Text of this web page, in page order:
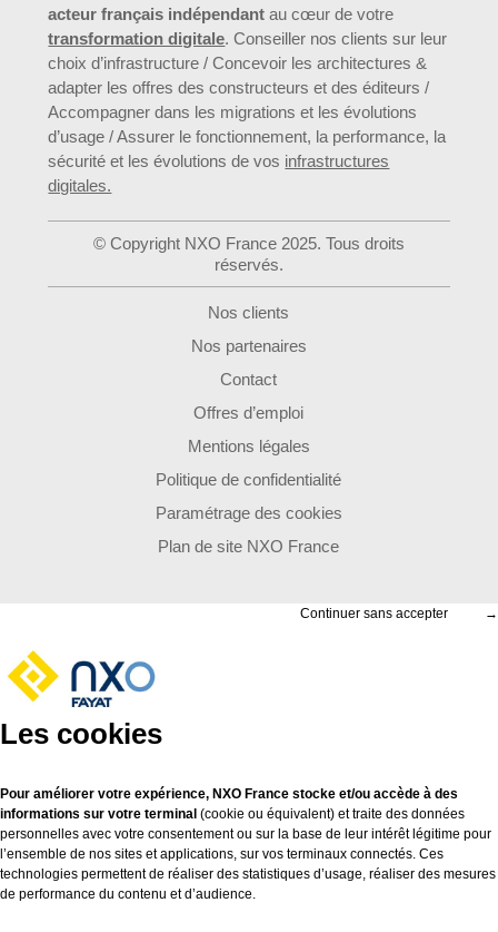
acteur français indépendant au cœur de votre
transformation digitale. Conseiller nos clients sur leur
choix d’infrastructure / Concevoir les architectures &
adapter les offres des constructeurs et des éditeurs /
Accompagner dans les migrations et les évolutions
d’usage / Assurer le fonctionnement, la performance, la
sécurité et les évolutions de vos infrastructures
digitales.
© Copyright NXO France 2025. Tous droits
réservés.
Nos clients
Nos partenaires
Contact
Offres d’emploi
Mentions légales
Politique de confidentialité
Paramétrage des cookies
Plan de site NXO France
Continuer sans accepter →
Les cookies
Pour améliorer votre expérience, NXO France stocke et/ou accède à des
informations sur votre terminal (cookie ou équivalent) et traite des données
personnelles avec votre consentement ou sur la base de leur intérêt légitime pour
l’ensemble de nos sites et applications, sur vos terminaux connectés. Ces
technologies permettent de réaliser des statistiques d’usage, réaliser des mesures
de performance du contenu et d’audience.